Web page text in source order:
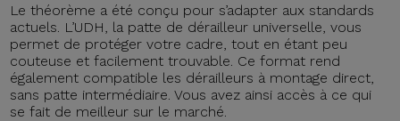
Le théorème a été conçu pour s’adapter aux standards
actuels. L’UDH, la patte de dérailleur universelle, vous
permet de protéger votre cadre, tout en étant peu
couteuse et facilement trouvable. Ce format rend
également compatible les dérailleurs à montage direct,
sans patte intermédiaire. Vous avez ainsi accès à ce qui
se fait de meilleur sur le marché.